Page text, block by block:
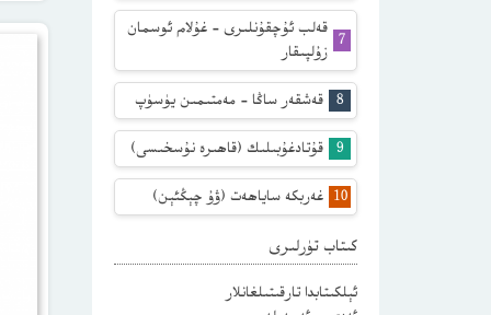
قەلب ئۇچقۇنلىرى – غۇلام ئوسمان
زۇلپىقار
قەشقەر ساڭا – مەمتىمىن يۈسۈپ
قۇتادغۇبىلىك (قاھىرە نۇسخىسى)
غەربكە ساياھەت (ۋۇ چېڭئېن)
كىتاب تۈرلىرى
ئېلكىتابدا تارقىتىلغانلار